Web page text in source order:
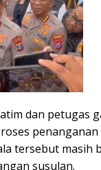
dan petugas
tersebut masih
susulan.